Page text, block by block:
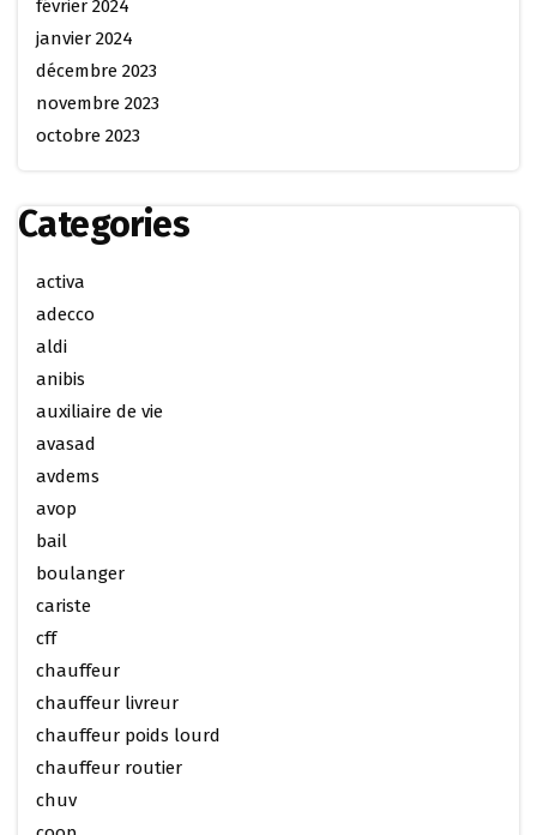
février 2024
janvier 2024
décembre 2023
novembre 2023
octobre 2023
Categories
activa
adecco
aldi
anibis
auxiliaire de vie
avasad
avdems
avop
bail
boulanger
cariste
cff
chauffeur
chauffeur livreur
chauffeur poids lourd
chauffeur routier
chuv